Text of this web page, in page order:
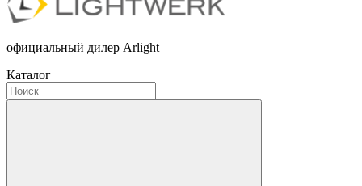
официальный дилер Arlight
Каталог